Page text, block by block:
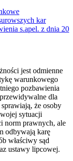
kar
s.apel. z dnia 20
jest odmienne
warunkowego
pozbawienia
dla
że osoby
sytuacji
norm prawnych, ale
odbywają karę
właściwy sąd
ustawy lipcowej.